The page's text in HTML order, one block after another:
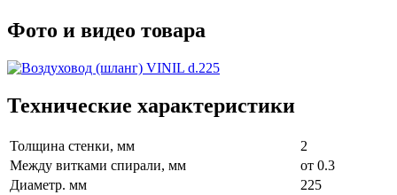
Фото и видео товара
Технические характеристики
Толщина стенки, мм
2
Между витками спирали, мм
от 0.3
Диаметр. мм
225